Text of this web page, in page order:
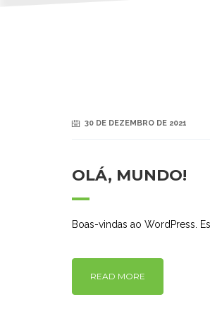
30 DE DEZEMBRO DE 2021
OLÁ, MUNDO!
Boas-vindas ao WordPress.
READ MORE